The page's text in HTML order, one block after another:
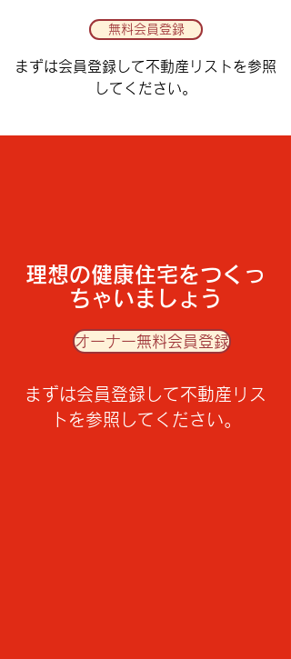
無料会員登録
​まずは会員登録して不動産リストを参照
してください。
理想の健康住宅をつくっ
ちゃいましょう
オーナー無料会員登録
​まずは会員登録して不動産リス
トを参照してください。